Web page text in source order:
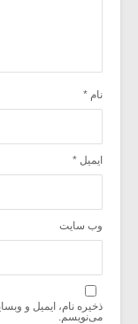
نام *
ایمیل *
وب‌ سایت
ذخیره نام، ایمیل و
می‌نویسم.